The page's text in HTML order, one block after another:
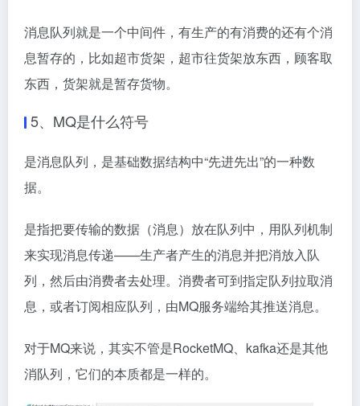
消息队列就是一个中间件，有生产的有消费的还有个消
息暂存的，比如超市货架，超市往货架放东西，顾客取
东西，货架就是暂存货物。
5、 MQ是什么符号
是消息队列，是基础数据结构中“先进先出”的一种数
据。
是指把要传输的数据（消息）放在队列中，用队列机制
来实现消息传递——生产者产生的消息并把消放入队
列，然后由消费者去处理。消费者可到指定队列拉取消
息，或者订阅相应队列，由MQ服务端给其推送消息。
对于MQ来说，其实不管是RocketMQ、kafka还是其他
消队列，它们的本质都是一样的。